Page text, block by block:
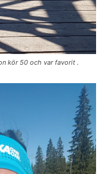
kör 50 och var favorit .